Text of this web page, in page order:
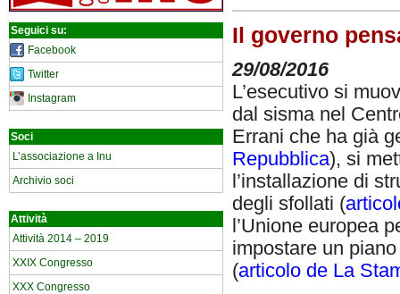
Seguici su:
Facebook
Twitter
Instagram
Soci
L’associazione a Inu
Archivio soci
Attività
Attività 2014 – 2019
XXIX Congresso
XXX Congresso
Il governo
29/08/2016
L’esecutivo si
dal sisma nel
Errani che ha già
Repubblica), si
l’installazione di
degli sfollati (
l’Unione europea
impostare un
(articolo de La